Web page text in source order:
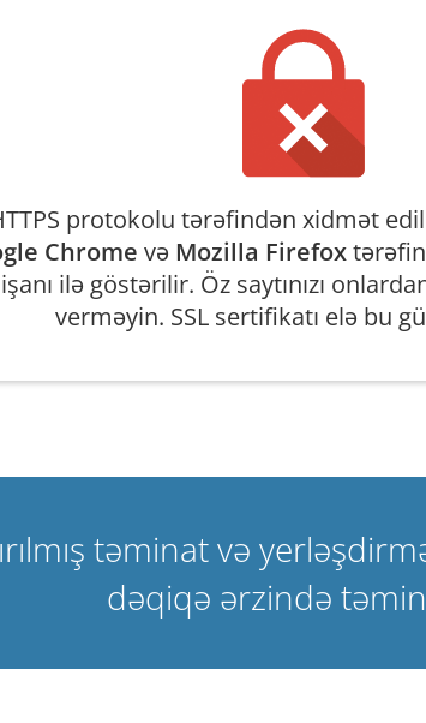
protokolu tərəfindən xidmət
Chrome və Mozilla Firefox
ilə göstərilir. Öz saytınızı
verməyin. SSL sertifikatı elə bu
təminat və
dəqiqə ərzində